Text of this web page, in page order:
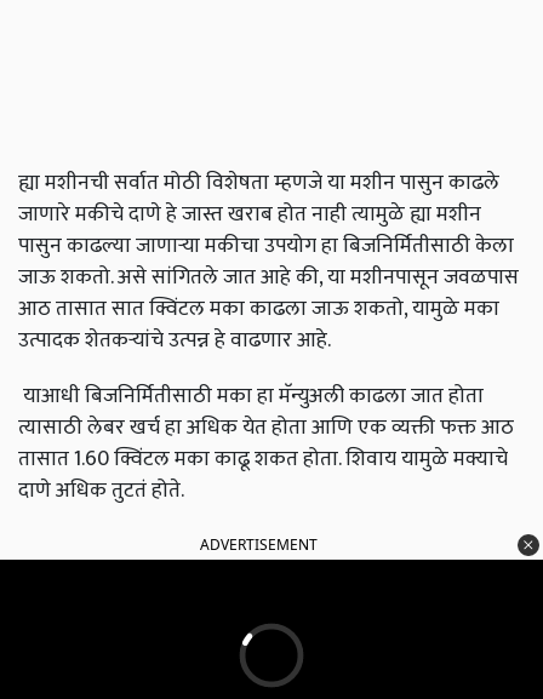
ह्या मशीनची सर्वात मोठी विशेषता म्हणजे या मशीन पासुन काढले
जाणारे मकीचे दाणे हे जास्त खराब होत नाही त्यामुळे ह्या मशीन
पासुन काढल्या जाणाऱ्या मकीचा उपयोग हा बिजनिर्मितीसाठी केला
जाऊ शकतो. असे सांगितले जात आहे की, या मशीनपासून जवळपास
आठ तासात सात क्विंटल मका काढला जाऊ शकतो, यामुळे मका
उत्पादक शेतकऱ्यांचे उत्पन्न हे वाढणार आहे.
याआधी बिजनिर्मितीसाठी मका हा मॅन्युअली काढला जात होता
त्यासाठी लेबर खर्च हा अधिक येत होता आणि एक व्यक्ती फक्त आठ
तासात 1.60 क्विंटल मका काढू शकत होता. शिवाय यामुळे मक्याचे
दाणे अधिक तुटतं होते.
ADVERTISEMENT